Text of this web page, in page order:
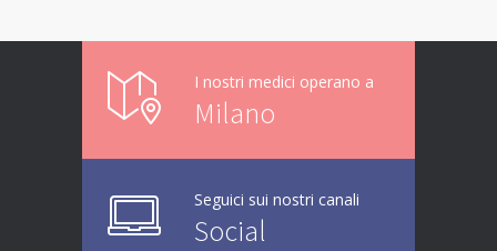
I nostri medici operano a
Milano
Seguici sui nostri canali
Social